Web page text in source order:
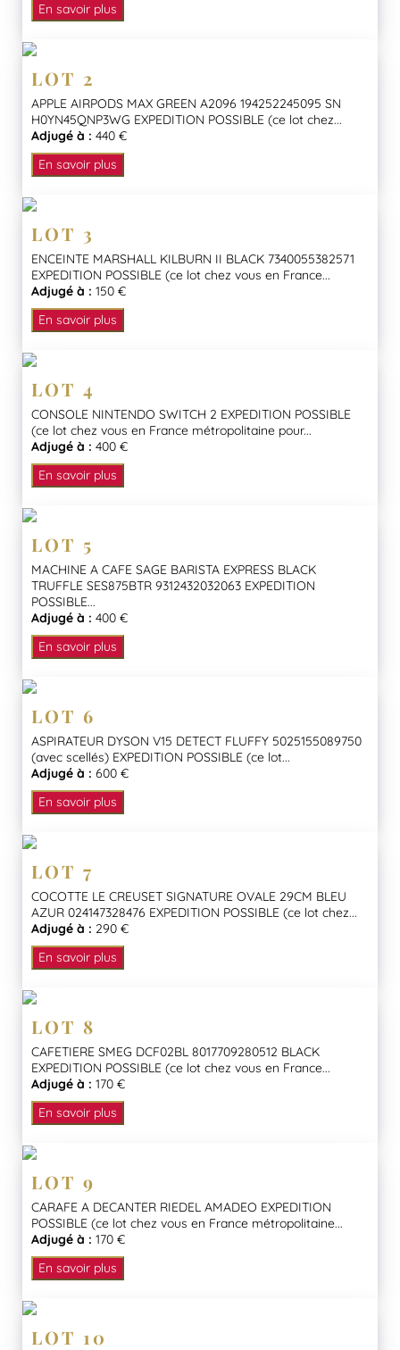
En savoir plus
LOT 2
APPLE AIRPODS MAX GREEN A2096 194252245095 SN
H0YN45QNP3WG EXPEDITION POSSIBLE (ce lot chez...
Adjugé à : 440 €
En savoir plus
LOT 3
ENCEINTE MARSHALL KILBURN II BLACK 7340055382571
EXPEDITION POSSIBLE (ce lot chez vous en France...
Adjugé à : 150 €
En savoir plus
LOT 4
CONSOLE NINTENDO SWITCH 2 EXPEDITION POSSIBLE
(ce lot chez vous en France métropolitaine pour...
Adjugé à : 400 €
En savoir plus
LOT 5
MACHINE A CAFE SAGE BARISTA EXPRESS BLACK
TRUFFLE SES875BTR 9312432032063 EXPEDITION
POSSIBLE...
Adjugé à : 400 €
En savoir plus
LOT 6
ASPIRATEUR DYSON V15 DETECT FLUFFY 5025155089750
(avec scellés) EXPEDITION POSSIBLE (ce lot...
Adjugé à : 600 €
En savoir plus
LOT 7
COCOTTE LE CREUSET SIGNATURE OVALE 29CM BLEU
AZUR 024147328476 EXPEDITION POSSIBLE (ce lot chez...
Adjugé à : 290 €
En savoir plus
LOT 8
CAFETIERE SMEG DCF02BL 8017709280512 BLACK
EXPEDITION POSSIBLE (ce lot chez vous en France...
Adjugé à : 170 €
En savoir plus
LOT 9
CARAFE A DECANTER RIEDEL AMADEO EXPEDITION
POSSIBLE (ce lot chez vous en France métropolitaine...
Adjugé à : 170 €
En savoir plus
LOT 10